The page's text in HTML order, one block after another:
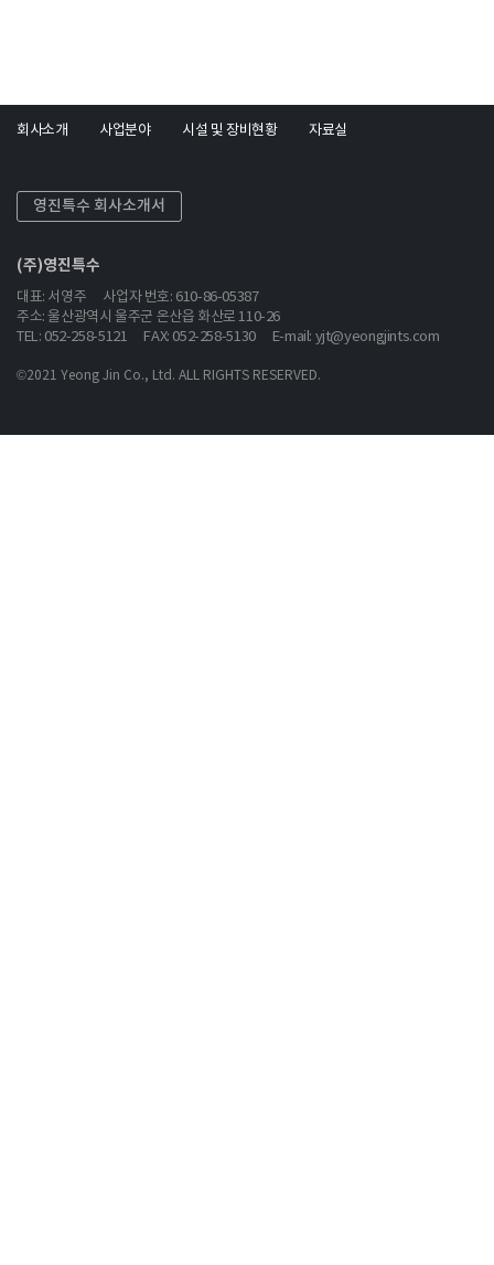
회사소개 사업분야 시설 및 장비현황 자료실
영진특수 회사소개서
(주)영진특수
대표: 서영주
사업자 번호: 610-86-05387
주소: 울산광역시 울주군 온산읍 화산로 110-26
TEL: 052-258-5121
FAX: 052-258-5130 E-mail: yjt@yeongjints.com
©2021 Yeong Jin Co., Ltd. ALL RIGHTS RESERVED.